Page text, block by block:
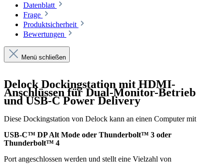
Datenblatt
Frage
Produktsicherheit
Bewertungen
Menü schließen
Delock Dockingstation mit HDMI-
Anschlüssen für Dual-Monitor-Betrieb
und USB-C Power Delivery
Diese Dockingstation von Delock kann an einen Computer mit
USB-C™ DP Alt Mode oder Thunderbolt™ 3 oder
Thunderbolt™ 4
Port angeschlossen werden und stellt eine Vielzahl von